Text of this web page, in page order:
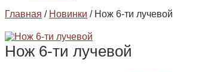
Главная / Новинки / Нож 6-ти лучевой
Нож 6-ти лучевой